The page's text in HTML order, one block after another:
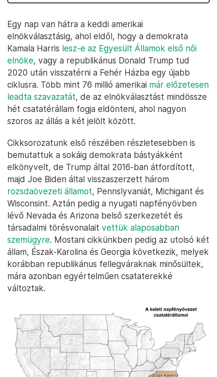
Egy nap van hátra a keddi amerikai
elnökválasztásig, ahol eldől, hogy a demokrata
Kamala Harris lesz-e az Egyesült Államok első női
elnöke, vagy a republikánus Donald Trump tud
2020 után visszatérni a Fehér Házba egy újabb
ciklusra. Több mint 76 millió amerikai már előzetesen
leadta szavazatát, de az elnökválasztást mindössze
hét csatatérállam fogja eldönteni, ahol nagyon
szoros az állás a két jelölt között.
Cikksorozatunk első részében részletesebben is
bemutattuk a sokáig demokrata bástyákként
elkönyvelt, de Trump által 2016-ban átfordított,
majd Joe Biden által visszaszerzett három
rozsdaövezeti államot, Pennslyvaniát, Michigant és
Wisconsint. Aztán pedig a nyugati napfényövben
lévő Nevada és Arizona belső szerkezetét és
társadalmi törésvonalait vettük alaposabban
szemügyre. Mostani cikkünkben pedig az utolsó két
állam, Észak-Karolina és Georgia következik, melyek
korábban republikánus fellegváraknak minősültek,
mára azonban egyértelműen csataterekké
változtak.